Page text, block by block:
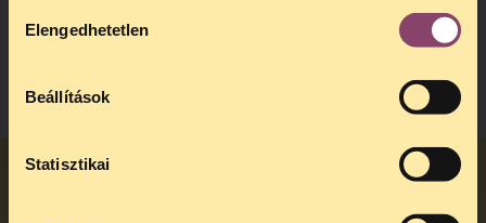
kiválasztása
Elengedhetetlen
Beállítások
Statisztikai
hogytelefonos jogsegélyünk július 27 és
telefonos jogsegély
kedden, 13 és 15 óra között lesz
alatt is elér minket.